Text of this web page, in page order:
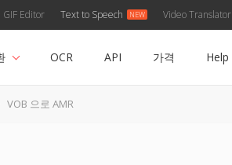
GIF Editor Text to Speech Video Translator
OCR API 가격 Help
VOB 으로 AMR